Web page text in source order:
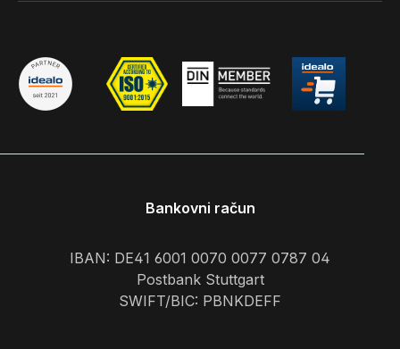
Bankovni račun
IBAN: DE41 6001 0070 0077 0787 04
Postbank Stuttgart
SWIFT/BIC: PBNKDEFF